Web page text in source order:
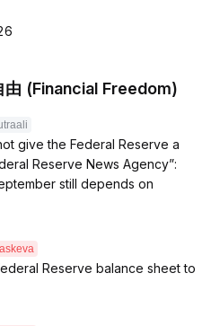
(Financial Freedom)
give the Federal Reserve a
Reserve News Agency”:
still depends on
Reserve balance sheet to